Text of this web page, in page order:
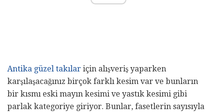
Antika güzel takılar için alışveriş yaparken
karşılaşacağınız birçok farklı kesim var ve bunların
bir kısmı eski mayın kesimi ve yastık kesimi gibi
parlak kategoriye giriyor. Bunlar, fasetlerin sayısıyla